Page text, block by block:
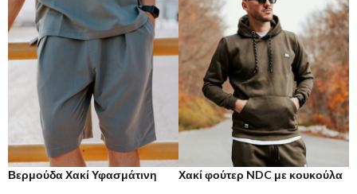
Βερμούδα Χακί Υφασμάτινη
Χακί φούτερ NDC με κουκούλα